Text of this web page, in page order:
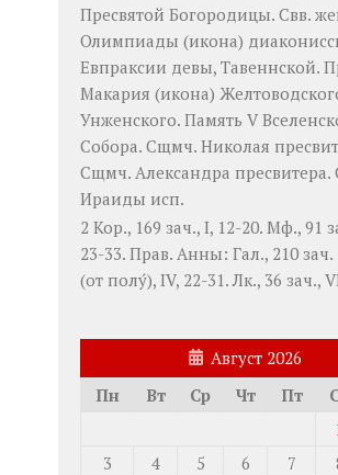
Пресвятой Богородицы. Свв.
Олимпиады (икона)
Евпраксии девы, Тавеннской.
Макария (икона)
Унженского. Память V
Собора. Сщмч. Николая
Сщмч. Александра пресвитера.
Ираиды исп.
2 Кор., 169 зач., I, 12-20. Мф., 91
23-33. Прав. Анны: Гал., 210 зач.
(от полу́), IV, 22-31. Лк., 36 зач.,
Август 2026
Пн
Вт Ср Чт Пт
3
4 5 6 7